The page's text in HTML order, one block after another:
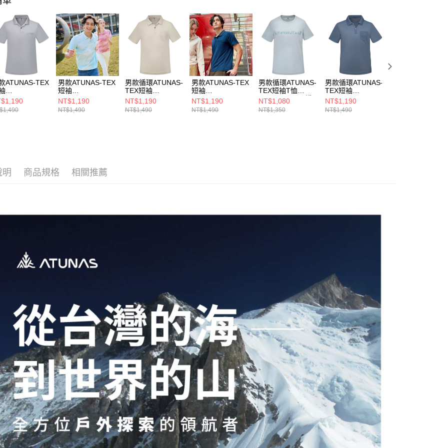
【注意事項】
1.本服務係由「台灣大哥大股份有限公司」（以下簡稱本公司）所提供，讓
用戶於交易時，得透過本服務購買商品或服務，並由商店將買賣／分期付
款買賣價金債權讓與本公司後，依約使用本公司帳單繳交帳款。
2.基於同意付款使用「大哥付你分期」之契約關係目的，商店將以您的個人
資料（包含姓名、電話或地址）提供予台灣大哥大進項蒐集、處理及利
用，由本公司與您本人進行分期帳單所需資料之確認、核對及更正。
3.完整用戶服務條款，請詳閱以下連結：https://oppay.tw/userRule
萊爾富取貨付款
每筆NT$80，滿NT$790(含以上)免運費
付款後萊爾富取貨
每筆NT$80，滿NT$790(含以上)免運費
7-11取貨付款
每筆NT$80，滿NT$790(含以上)免運費
付款後7-11取貨
ATUNAS-TEX
/透氣/快乾排
男款ATUNAS-TEX
短袖
POLO(A2PS2531
M漸層藍/透氣/快
乾排汗)
NT$1,190
NT$1,490
男款循環ATUNAS-
TEX短袖
POLO(A2PS2532
MC灰米/透氣/快乾
排汗)
NT$1,190
NT$1,490
男款ATUNAS-TEX
短袖
POLO(A2PS2533
M靛藍/透氣/快乾
排汗)
NT$1,190
NT$1,490
男款循環ATUNAS-
TEX短袖T恤
(A2TS2530MC淺
灰/透氣/快乾排汗)
NT$1,080
NT$1,350
男款循環ATUNAS-
TEX短袖
POLO(A2PS2532
MC靛藍/透氣/快乾
排汗)
NT$1,190
NT$1,490
明 商品規格 相關推薦